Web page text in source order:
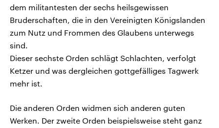
dem militantesten der sechs heilsgewissen
Bruderschaften, die in den Vereinigten Königslanden
zum Nutz und Frommen des Glaubens unterwegs
sind.
Dieser sechste Orden schlägt Schlachten, verfolgt
Ketzer und was dergleichen gottgefälliges Tagwerk
mehr ist.
Die anderen Orden widmen sich anderen guten
Werken. Der zweite Orden beispielsweise steht ganz